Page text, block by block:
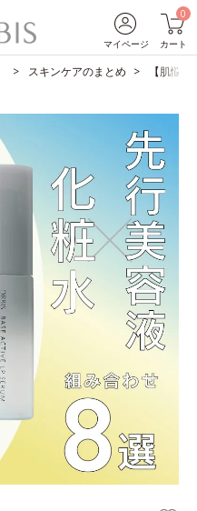
マイページ
0
カート
スキンケアのまとめ 【肌悩